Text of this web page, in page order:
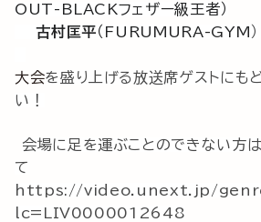
OUT-BLACKフェザー級王者）
古村匡平（FURUMURA-GYM ）
大会を盛り上げる放送席ゲストにも
い！
会場に足を運ぶことのできない方
て
https://video.unext.jp/
lc=LIV0000012648